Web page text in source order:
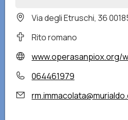
Via degli Etruschi, 36
Rito romano
www.operasanpiox.org/
064461979